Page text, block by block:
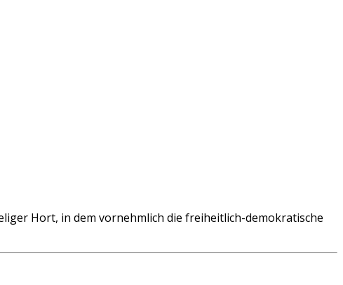
Hort, in dem vornehmlich die freiheitlich-demokratische